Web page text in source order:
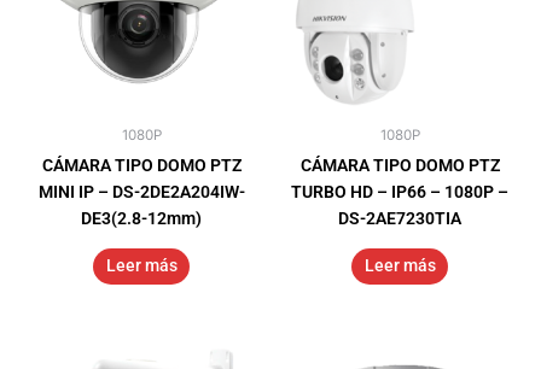
1080P
CÁMARA TIPO DOMO PTZ
MINI IP – DS-2DE2A204IW-
DE3(2.8-12mm)
Leer más
1080P
CÁMARA TIPO DOMO PTZ
TURBO HD – IP66 – 1080P –
DS-2AE7230TIA
Leer más